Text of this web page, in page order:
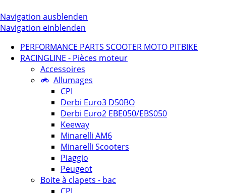
Navigation ausblenden
Navigation einblenden
PERFORMANCE PARTS SCOOTER MOTO PITBIKE
RACINGLINE - Pièces moteur
Accessoires
Allumages
CPI
Derbi Euro3 D50BO
Derbi Euro2 EBE050/EBS050
Keeway
Minarelli AM6
Minarelli Scooters
Piaggio
Peugeot
Boite à clapets - bac